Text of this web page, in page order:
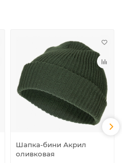
Шапка-бини Акрил
оливковая